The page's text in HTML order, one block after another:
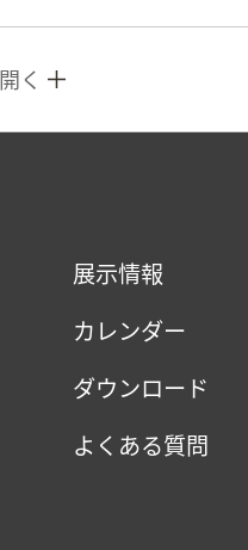
く
展示情報
カレンダー
ダウンロード
よくある質問